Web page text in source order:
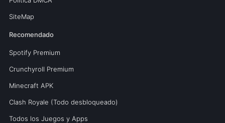
SiteMap
Recomendado
Spotify Premium
Crunchyroll Premium
Minecraft APK
Clash Royale (Todo desbloqueado)
Todos los Juegos y Apps